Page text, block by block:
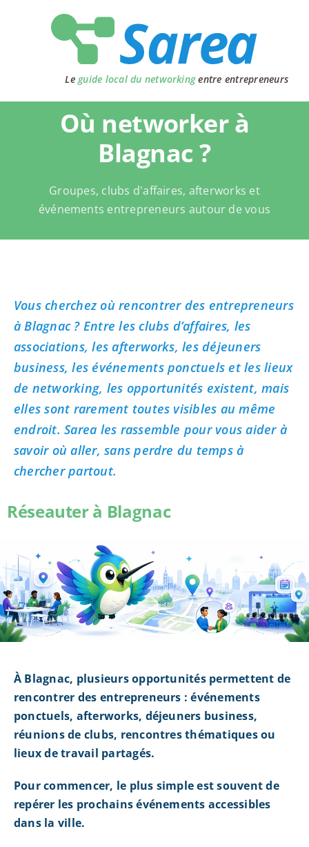
Le guide local du networkingentre entrepreneurs
Où networker à
Blagnac ?
Groupes, clubs d'affaires, afterworks et
événements entrepreneurs autour de vous
Vous cherchez où rencontrer des entrepreneurs
à Blagnac ? Entre les clubs d’affaires, les
associations, les afterworks, les déjeuners
business, les événements ponctuels et les lieux
de networking, les opportunités existent, mais
elles sont rarement toutes visibles au même
endroit. Sarea les rassemble pour vous aider à
savoir où aller, sans perdre du temps à
chercher partout.
Réseauter à Blagnac
À Blagnac, plusieurs opportunités permettent de
rencontrer des entrepreneurs : événements
ponctuels, afterworks, déjeuners business,
réunions de clubs, rencontres thématiques ou
lieux de travail partagés.
Pour commencer, le plus simple est souvent de
repérer les prochains événements accessibles
dans la ville.